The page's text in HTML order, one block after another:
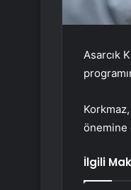
Asarcık
önemine
İlgili